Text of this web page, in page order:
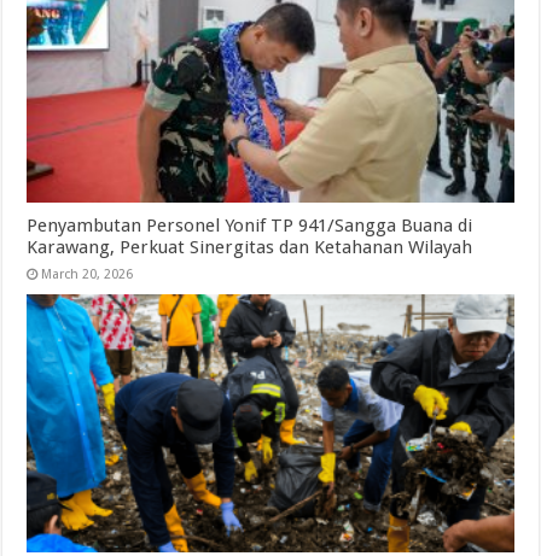
Penyambutan Personel Yonif TP 941/Sangga Buana di
Karawang, Perkuat Sinergitas dan Ketahanan Wilayah
March 20, 2026